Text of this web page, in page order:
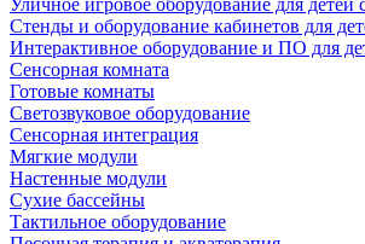
Уличное игровое оборудование для
Стенды и оборудование кабинетов для
Интерактивное оборудование и ПО для
Сенсорная комната
Готовые комнаты
Светозвуковое оборудование
Сенсорная интеграция
Мягкие модули
Настенные модули
Сухие бассейны
Тактильное оборудование